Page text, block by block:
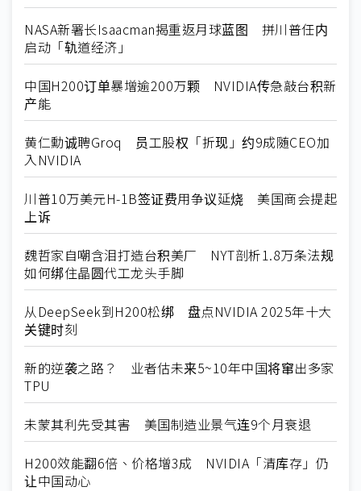
NASA新署长Isaacman揭重返月球蓝图 拼川普任内
启动「轨道经济」
中国H200订单暴增逾200万颗 NVIDIA传急敲台积新
产能
黄仁勳诚聘Groq 员工股权「折现」约9成随CEO加
入NVIDIA
川普10万美元H-1B签证费用争议延烧 美国商会提起
上诉
魏哲家自嘲含泪打造台积美厂 NYT剖析1.8万条法规
如何绑住晶圆代工龙头手脚
从DeepSeek到H200松绑 盘点NVIDIA 2025年十大
关键时刻
新的逆袭之路？ 业者估未来5~10年中国将窜出多家
TPU
未蒙其利先受其害 美国制造业景气连9个月衰退
H200效能翻6倍、价格增3成 NVIDIA「清库存」仍
让中国动心